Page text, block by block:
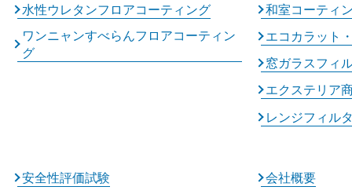
水性ウレタンフロアコーティング
ワンニャンすべらんフロアコーティン
グ
和室コーティ
エコカラット
窓ガラスフィ
エクステリア
レンジフィル
安全性評価試験 会社概要